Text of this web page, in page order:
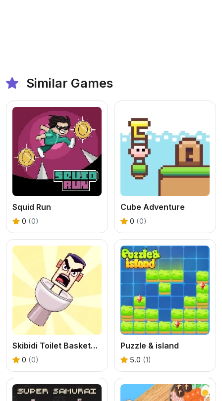
Similar Games
Squid Run
0 (0)
Cube Adventure
0 (0)
Skibidi Toilet Basketball
0 (0)
Puzzle & island
5.0 (1)